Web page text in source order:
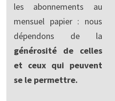
les abonnements au
mensuel papier : nous
dépendons de la
générosité de celles
et ceux qui peuvent
se le permettre.